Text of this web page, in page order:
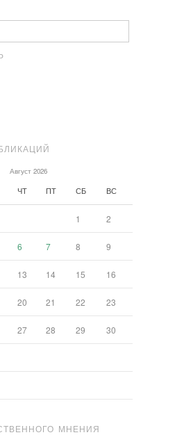
Август 2026
ЧТ ПТ СБ ВС
1 2
6 7 8 9
13 14 15 16
20 21 22 23
27 28 29 30
МНЕНИЯ